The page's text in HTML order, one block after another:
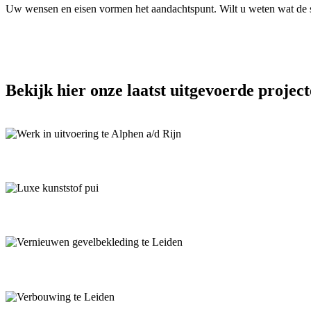
Uw wensen en eisen vormen het aandachtspunt. Wilt u weten wat
Bekijk hier onze laatst uitgevoerde